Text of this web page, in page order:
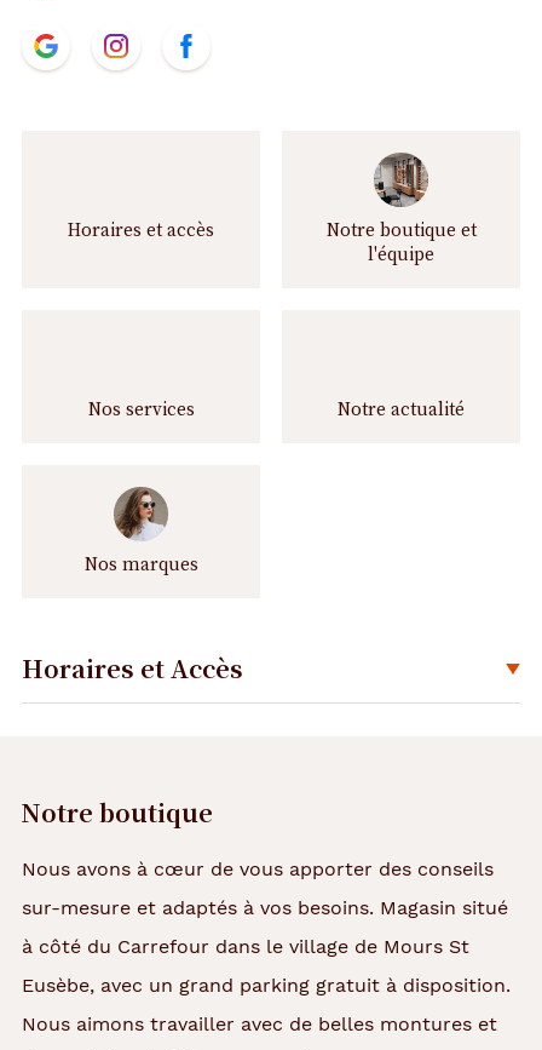
N
o
t.project.base.store.
t.project.base.store.
t.project.base.store.
Horaires et accès
Notre boutique et
l'équipe
Nos services Notre actualité
Nos marques
Horaires et Accès
Déplier
Notre boutique
Nous avons à cœur de vous apporter des conseils
sur-mesure et adaptés à vos besoins. Magasin situé
à côté du Carrefour dans le village de Mours St
Eusèbe, avec un grand parking gratuit à disposition.
Nous aimons travailler avec de belles montures et